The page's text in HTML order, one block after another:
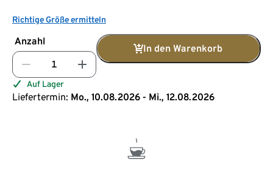
Richtige Größe ermitteln
Anzahl
In den Warenkorb
Auf Lager
Liefertermin: Mo., 10.08.2026 - Mi., 12.08.2026